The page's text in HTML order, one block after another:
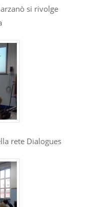
si rivolge
rete Dialogues